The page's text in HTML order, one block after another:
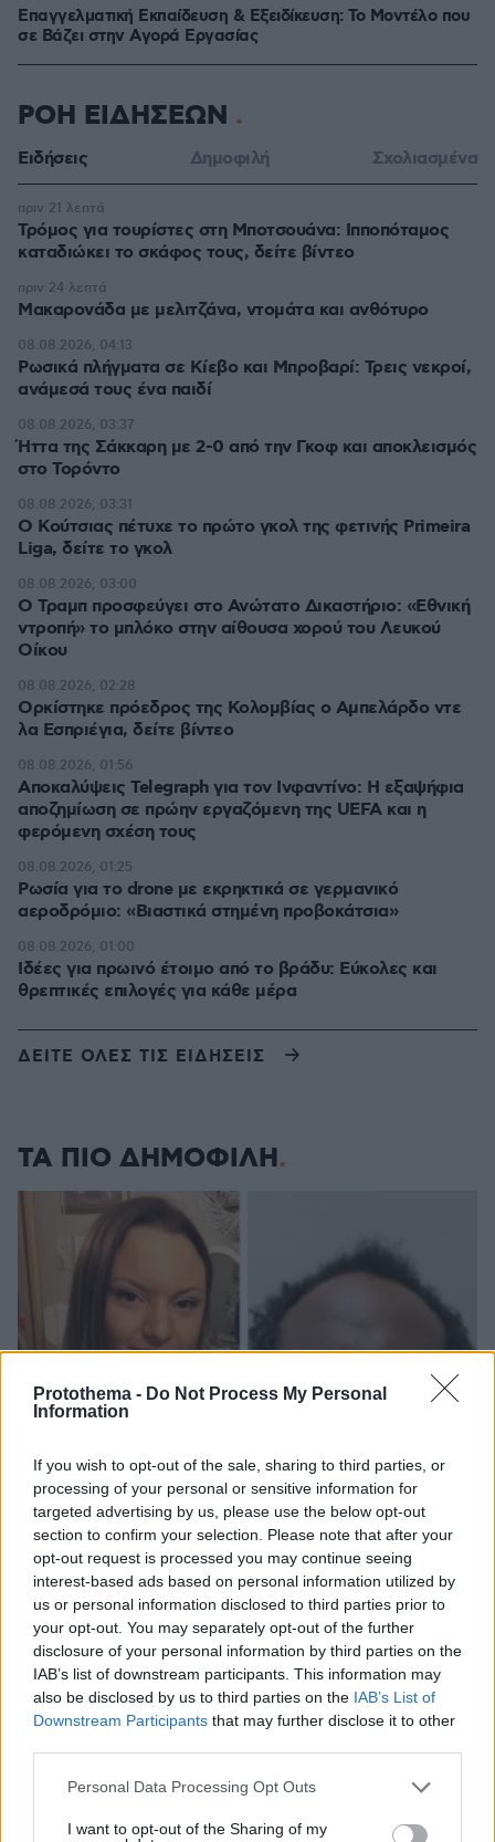
Protothema - Do Not Process My Personal
Information
If you wish to opt-out of the sale, sharing to third parties, or
processing of your personal or sensitive information for
targeted advertising by us, please use the below opt-out
section to confirm your selection. Please note that after your
opt-out request is processed you may continue seeing
interest-based ads based on personal information utilized by
us or personal information disclosed to third parties prior to
your opt-out. You may separately opt-out of the further
disclosure of your personal information by third parties on the
IAB’s list of downstream participants. This information may
also be disclosed by us to third parties on the IAB’s List of
Downstream Participants that may further disclose it to other
Please note that this website/app uses one or more Google
not limited to your visit or usage behaviour. You may click to
Personal Data Processing Opt Outs
I want to opt-out of the Sharing of my
Επαγγελματική Εκπαίδευση & Εξειδίκευση: Το Mοντέλο που
σε Bάζει στην Aγορά Eργασίας
ΡΟΗ ΕΙΔΗΣΕΩΝ
Ειδήσεις Δημοφιλή Σχολιασμένα
Τρόμος για τουρίστες στη Μποτσουάνα: Ιπποπόταμος
καταδιώκει το σκάφος τους, δείτε βίντεο
πριν 21 λεπτά
Μακαρονάδα με μελιτζάνα, ντομάτα και ανθότυρο
πριν 24 λεπτά
Ρωσικά πλήγματα σε Κίεβο και Μπροβαρί: Τρεις νεκροί,
ανάμεσά τους ένα παιδί
08.08.2026, 04:13
Ήττα της Σάκκαρη με 2-0 από την Γκοφ και αποκλεισμός
στο Τορόντο
08.08.2026, 03:37
Ο Κούτσιας πέτυχε το πρώτο γκολ της φετινής Primeira
Liga, δείτε το γκολ
08.08.2026, 03:31
Ο Τραμπ προσφεύγει στο Ανώτατο Δικαστήριο: «Εθνική
ντροπή» το μπλόκο στην αίθουσα χορού του Λευκού
Οίκου
08.08.2026, 03:00
Ορκίστηκε πρόεδρος της Κολομβίας ο Αμπελάρδο ντε
λα Εσπριέγια, δείτε βίντεο
08.08.2026, 02:28
Αποκαλύψεις Telegraph για τον Ινφαντίνο: Η εξαψήφια
αποζημίωση σε πρώην εργαζόμενη της UEFA και η
φερόμενη σχέση τους
08.08.2026, 01:56
Ρωσία για το drone με εκρηκτικά σε γερμανικό
αεροδρόμιο: «Βιαστικά στημένη προβοκάτσια»
08.08.2026, 01:25
Ιδέες για πρωινό έτοιμο από το βράδυ: Εύκολες και
θρεπτικές επιλογές για κάθε μέρα
08.08.2026, 01:00
ΔΕΙΤΕ ΟΛΕΣ ΤΙΣ ΕΙΔΗΣΕΙΣ
ΤΑ ΠΙΟ ΔΗΜΟΦΙΛΗ
Ο «Δράκος» του Λονδίνου: 40χρονος με
προβλήματα όρασης σκότωνε και βίαζε γυναίκες,
07.08.2026, 22:54